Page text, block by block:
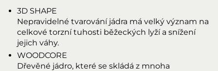
3D SHAPE
Nepravidelné tvarování jádra má velký význam na
celkové torzní tuhosti běžeckých lyží a snížení
jejich váhy.
WOODCORE
Dřevěné jádro, které se skládá z mnoha